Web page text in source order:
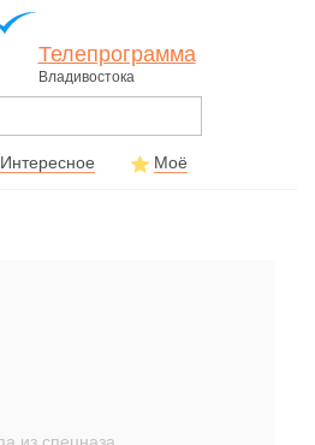
Телепрограмма
Владивостока
Интересное Моё